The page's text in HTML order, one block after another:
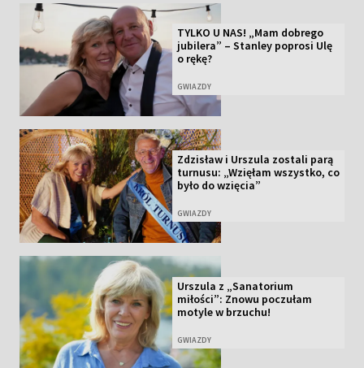
TYLKO U NAS! „Mam dobrego
jubilera” – Stanley poprosi Ulę
o rękę?
GWIAZDY
Zdzisław i Urszula zostali parą
turnusu: „Wzięłam wszystko, co
było do wzięcia”
GWIAZDY
Urszula z „Sanatorium
miłości”: Znowu poczułam
motyle w brzuchu!
GWIAZDY